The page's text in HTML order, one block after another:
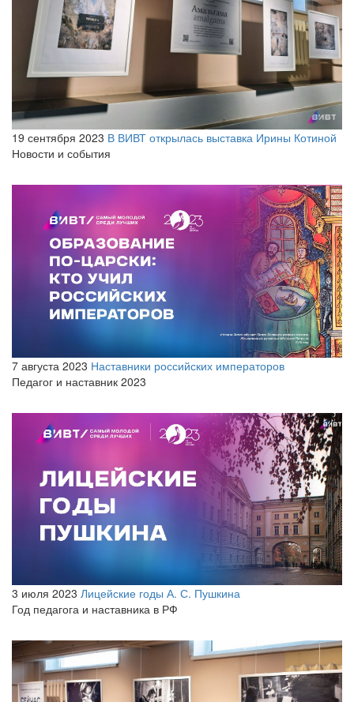
19 сентября 2023 В ВИВТ открылась выставка Ирины Котиной
Новости и события
7 августа 2023 Наставники российских императоров
Педагог и наставник 2023
3 июля 2023 Лицейские годы А. С. Пушкина
Год педагога и наставника в РФ